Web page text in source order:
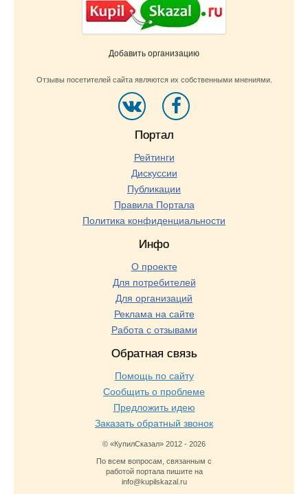
Добавить организацию
Отзывы посетителей сайта являются их собственными мнениями.
Портал
Рейтинги
Дискуссии
Публикации
Правила Портала
Политика конфиденциальности
Инфо
О проекте
Для потребителей
Для организаций
Реклама на сайте
Работа с отзывами
Обратная связь
Помощь по сайту
Сообщить о проблеме
Предложить идею
Заказать обратный звонок
© «КупилСказал» 2012 - 2026
По всем вопросам, связанным с
работой портала пишите на
info@kupilskazal.ru